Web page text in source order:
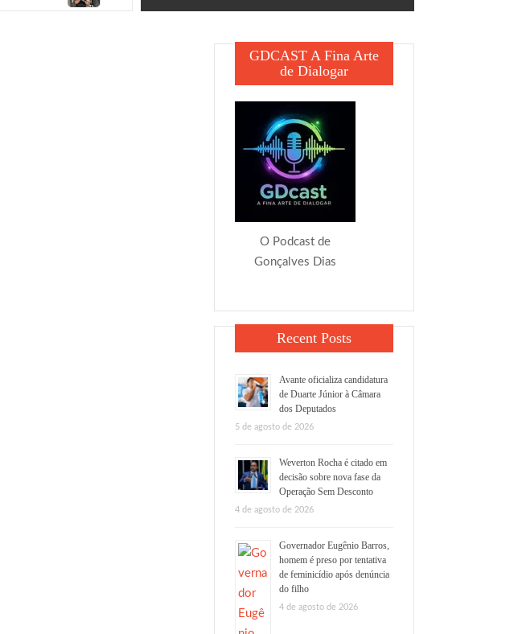
GDCAST A Fina Arte
de Dialogar
O Podcast de
Gonçalves Dias
Recent Posts
Avante oficializa candidatura
de Duarte Júnior à Câmara
dos Deputados
5 de agosto de 2026
Weverton Rocha é citado em
decisão sobre nova fase da
Operação Sem Desconto
4 de agosto de 2026
Governador Eugênio Barros,
homem é preso por tentativa
de feminicídio após denúncia
do filho
4 de agosto de 2026